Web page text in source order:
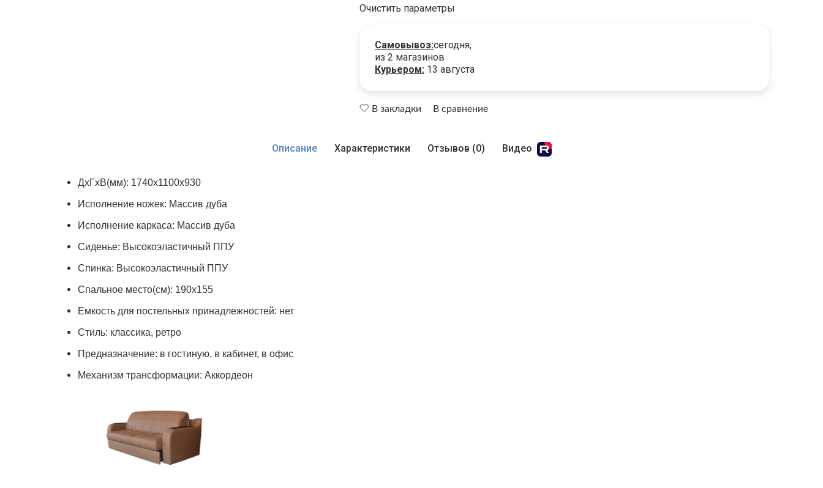
Очистить параметры
Самовывоз:сегодня,
из 2 магазинов
Курьером: 13 августа
В закладки В сравнение
Описание Характеристики Отзывов (0) Видео
ДхГхВ(мм): 1740х1100х930
Исполнение ножек: Массив дуба
Исполнение каркаса: Массив дуба
Сиденье: Высокоэластичный ППУ
Спинка: Высокоэластичный ППУ
Спальное место(см): 190х155
Емкость для постельных принадлежностей: нет
Стиль: классика, ретро
Предназначение: в гостиную, в кабинет, в офис
Механизм трансформации: Аккордеон